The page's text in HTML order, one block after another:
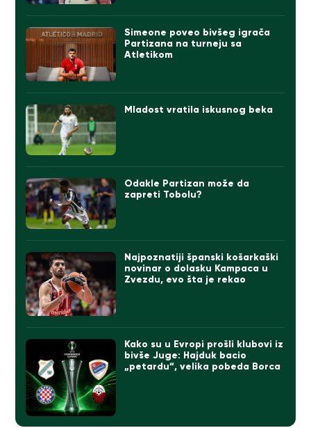
Simeone poveo bivšeg igrača
Partizana na turneju sa
Atletikom
Mladost vratila iskusnog beka
Odakle Partizan može da
zapreti Tobolu?
Najpoznatiji španski košarkaški
novinar o dolasku Kampaca u
Zvezdu, evo šta je rekao
Kako su u Evropi prošli klubovi iz
bivše Juge: Hajduk bacio
„petardu“, velika pobeda Borca